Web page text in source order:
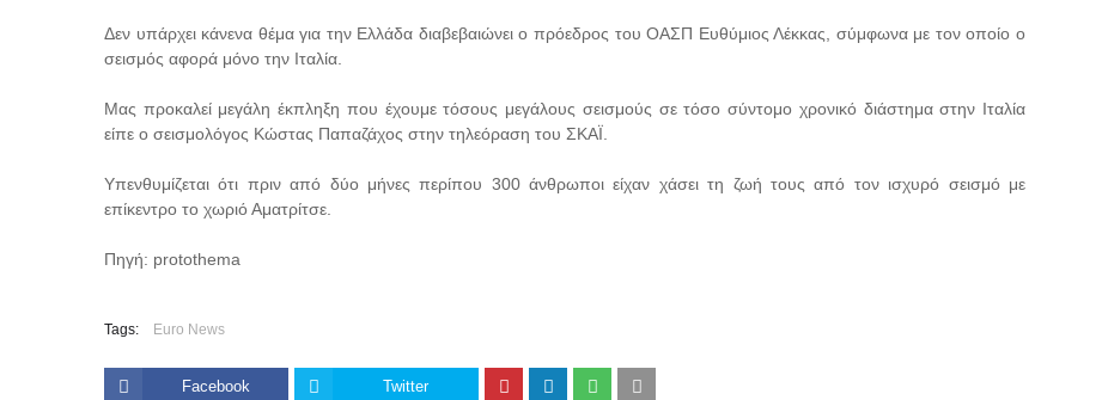
Δεν υπάρχει κάνενα θέμα για την Ελλάδα διαβεβαιώνει ο πρόεδρος του ΟΑΣΠ Ευθύμιος Λέκκας, σύμφωνα με τον οποίο ο
σεισμός αφορά μόνο την Ιταλία.
Μας προκαλεί μεγάλη έκπληξη που έχουμε τόσους μεγάλους σεισμούς σε τόσο σύντομο χρονικό διάστημα στην Ιταλία
είπε ο σεισμολόγος Κώστας Παπαζάχος στην τηλεόραση του ΣΚΑΪ.
Υπενθυμίζεται ότι πριν από δύο μήνες περίπου 300 άνθρωποι είχαν χάσει τη ζωή τους από τον ισχυρό σεισμό με
επίκεντρο το χωριό Αματρίτσε.
Πηγή: protothema
Tags: Euro News
Facebook Twitter